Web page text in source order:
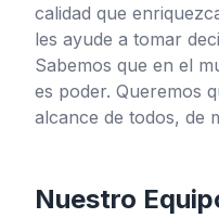
calidad que
les ayude a tomar
Sabemos que en el
es poder. Queremos
alcance de todos, de
Nuestro